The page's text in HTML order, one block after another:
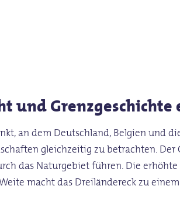
und Grenzgeschichte
an dem Deutschland, Belgien und
gleichzeitig zu betrachten.
das Naturgebiet führen. Die
macht das Dreiländereck zu